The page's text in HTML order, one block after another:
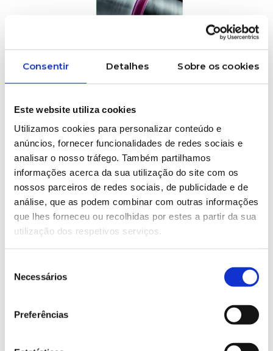
Consentir Detalhes Sobre os cookies
Este website utiliza cookies
Utilizamos cookies para personalizar conteúdo e
anúncios, fornecer funcionalidades de redes sociais e
analisar o nosso tráfego. Também partilhamos
informações acerca da sua utilização do site com os
nossos parceiros de redes sociais, de publicidade e de
análise, que as podem combinar com outras informações
que lhes forneceu ou recolhidas por estes a partir da sua
utilização dos respetivos serviços.
Necessários
Preferências
Pesquisar
Categorias